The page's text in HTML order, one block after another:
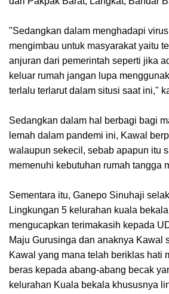
"Sedangkan dalam menghadapi
mengimbau untuk masyarakat yaitu
anjuran dari pemerintah seperti jika
keluar rumah jangan lupa
terlalu terlarut dalam situsi saat ini,"
Sedangkan dalam hal berbagi bagi
lemah dalam pandemi ini, Kawal
walaupun sekecil, sebab apapun itu
memenuhi kebutuhan rumah tangga
Sementara itu, Ganepo Sinuhaji
Lingkungan 5 kelurahan kuala
mengucapkan terimakasih kepada
Maju Gurusinga dan anaknya Kawal
Kawal yang mana telah beriklas hati
beras kepada abang-abang becak
kelurahan Kuala bekala khususnya